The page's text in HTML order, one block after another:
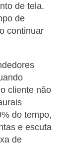
de tela.
de
continuar
cliente não
do tempo,
e escuta
de